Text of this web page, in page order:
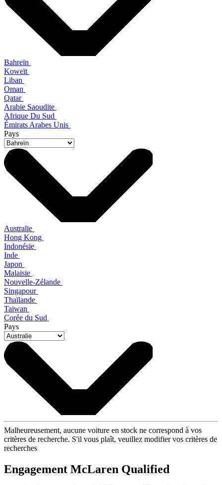
Bahreïn
Koweït
Liban
Oman
Qatar
Arabie Saoudite
Afrique Du Sud
Émirats Arabes Unis
Pays
Australie
Hong Kong
Indonésie
Inde
Japon
Malaisie
Nouvelle-Zélande
Singapour
Thaïlande
Taiwan
Corée du Sud
Pays
Malheureusement, aucune voiture en stock ne correspond à vos
critères de recherche. S'il vous plaît, veuillez modifier vos critères de
recherches
Engagement McLaren Qualified